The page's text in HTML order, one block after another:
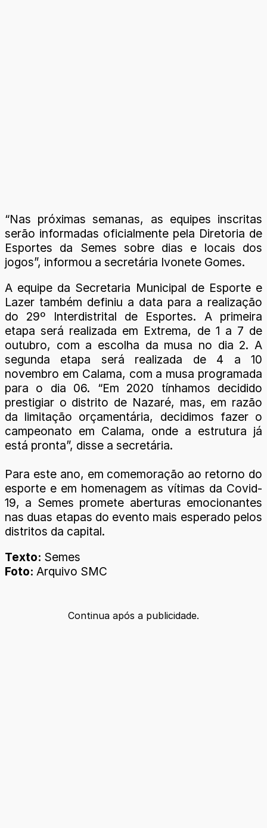
“Nas próximas semanas, as equipes inscritas
serão informadas oficialmente pela Diretoria de
Esportes da Semes sobre dias e locais dos
jogos”, informou a secretária Ivonete Gomes.
A equipe da Secretaria Municipal de Esporte e
Lazer também definiu a data para a realização
do 29º Interdistrital de Esportes. A primeira
etapa será realizada em Extrema, de 1 a 7 de
outubro, com a escolha da musa no dia 2. A
segunda etapa será realizada de 4 a 10
novembro em Calama, com a musa programada
para o dia 06. “Em 2020 tínhamos decidido
prestigiar o distrito de Nazaré, mas, em razão
da limitação orçamentária, decidimos fazer o
campeonato em Calama, onde a estrutura já
está pronta”, disse a secretária.
Para este ano, em comemoração ao retorno do
esporte e em homenagem as vítimas da Covid-
19, a Semes promete aberturas emocionantes
nas duas etapas do evento mais esperado pelos
distritos da capital.
Texto: Semes
Foto: Arquivo SMC
Continua após a publicidade.